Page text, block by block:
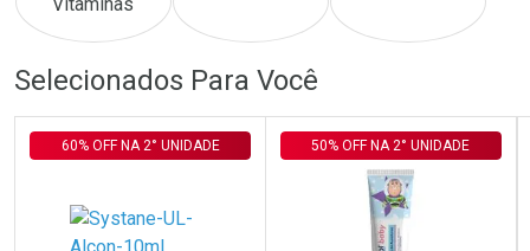
Comprar sem Desconto
Por R$ 149,00/cada
Por R$ 149,00/cada
Comprar sem Desconto
Por R$ 719,00/cada
Por R$ 719,00/cada
Selecionados Para Você
60% OFF NA 2° UNIDADE 50% OFF NA 2° UNIDADE